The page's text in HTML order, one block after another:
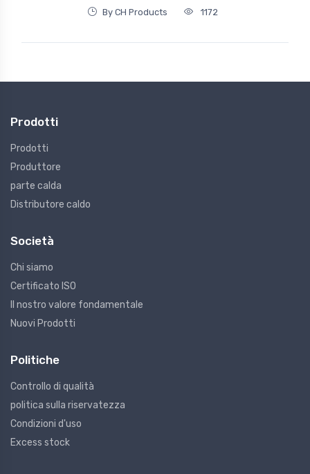
By CH Products 1172
Prodotti
Prodotti
Produttore
parte calda
Distributore caldo
Società
Chi siamo
Certificato ISO
Il nostro valore fondamentale
Nuovi Prodotti
Politiche
Controllo di qualità
politica sulla riservatezza
Condizioni d'uso
Excess stock